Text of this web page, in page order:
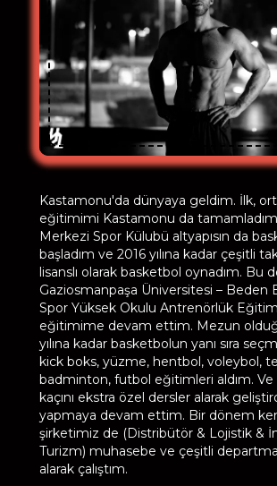
Kastamonu'da dünyaya geldim. İlk,
eğitimimi Kastamonu da
Merkezi Spor Külubü altyapısın da
başladım ve 2016 yılına kadar çeşitli
lisanslı olarak basketbol oynadım. Bu
Gaziosmanpaşa Üniversitesi – Beden
Spor Yüksek Okulu Antrenörlük
eğitimime devam ettim. Mezun
yılına kadar basketbolun yanı sıra
kick boks, yüzme, hentbol, voleybol,
badminton, futbol eğitimleri aldım. Ve
kaçını ekstra özel dersler alarak
yapmaya devam ettim. Bir dönem
şirketimiz de (Distribütör & Lojistik &
Turizm) muhasebe ve çeşitli
alarak çalıştım.